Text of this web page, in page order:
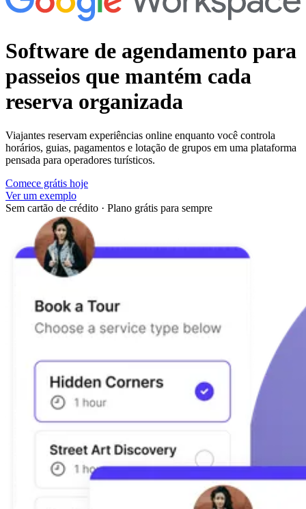
Software de agendamento para
passeios que mantém cada
reserva organizada
Viajantes reservam experiências online enquanto você controla
horários, guias, pagamentos e lotação de grupos em uma plataforma
pensada para operadores turísticos.
Comece grátis hoje
Ver um exemplo
Sem cartão de crédito · Plano grátis para sempre